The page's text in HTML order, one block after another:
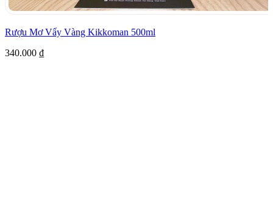
Rượu Mơ Vẩy Vàng Kikkoman 500ml
340.000 ₫